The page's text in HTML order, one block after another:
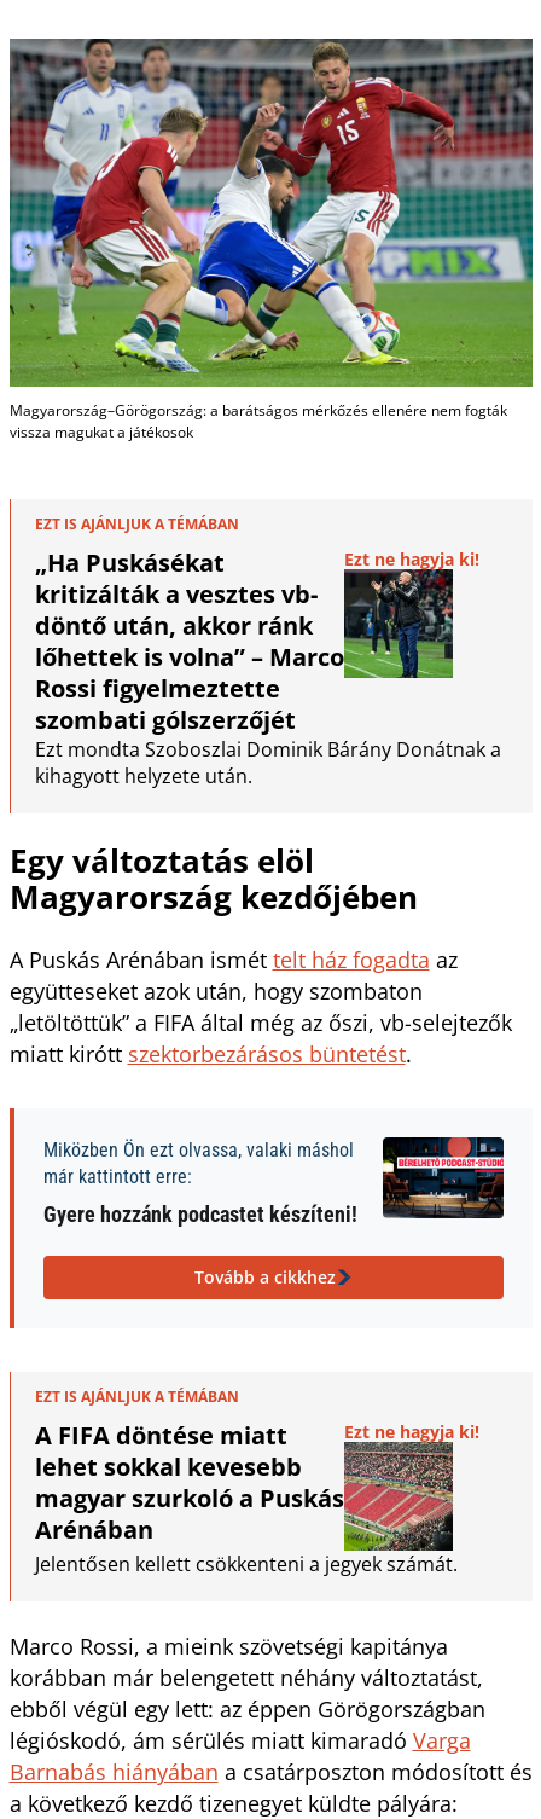
Magyarország–Görögország: a barátságos mérkőzés ellenére nem fogták
vissza magukat a játékosok
EZT IS AJÁNLJUK A TÉMÁBAN
„Ha Puskásékat
kritizálták a vesztes vb-
döntő után, akkor ránk
lőhettek is volna” – Marco
Rossi figyelmeztette
szombati gólszerzőjét
Ezt ne hagyja ki!
Ezt mondta Szoboszlai Dominik Bárány Donátnak a
kihagyott helyzete után.
Egy változtatás elöl
Magyarország kezdőjében
A Puskás Arénában ismét telt ház fogadta az
együtteseket azok után, hogy szombaton
„letöltöttük” a FIFA által még az őszi, vb-selejtezők
miatt kirótt szektorbezárásos büntetést.
Miközben Ön ezt olvassa, valaki máshol
már kattintott erre:
Gyere hozzánk podcastet készíteni!
Tovább a cikkhez
EZT IS AJÁNLJUK A TÉMÁBAN
A FIFA döntése miatt
lehet sokkal kevesebb
magyar szurkoló a Puskás
Arénában
Ezt ne hagyja ki!
Jelentősen kellett csökkenteni a jegyek számát.
Marco Rossi, a mieink szövetségi kapitánya
korábban már belengetett néhány változtatást,
ebből végül egy lett: az éppen Görögországban
légióskodó, ám sérülés miatt kimaradó Varga
Barnabás hiányában a csatárposzton módosított és
a következő kezdő tizenegyet küldte pályára: